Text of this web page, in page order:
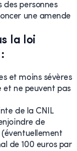
des personnes
une amende
la loi
:
et moins sévères
et ne peuvent pas
de la CNIL
de
de 100 euros par